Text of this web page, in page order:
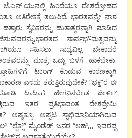
ಜೆ.ಎನ್.ಯುನಲ್ಲಿ ಹಿಂದೆಯೂ ದೇಶದ್ರೋಹದ
ಅತಿರೇಕಕ್ಕೆ ತಲುಪಿದೆ. ಭಾರತವನ್ನೇ ನಾಶ
ಸೈನಿಕರನ್ನು ಹುತಾತ್ಮರನ್ನಾಗಿ ಮಾಡಿದ
ಸಾರ್ವಭೌಮತ್ವವನ್ನು
ಸಹಿಸಲು ಸಾಧ್ಯವಿಲ್ಲ. ಬೇಕಾದರೆ
ಮಾತ್ರ ಒದ್ದು ಬಳಗೆ ಹಾಕಬೇಕು.
ಟಾಂಗ್ ಕೊಡುವ ಕಾರಣಕ್ಕಾಗಿ
ಎಳೆದು ತರುತ್ತಿರುವುದೇಕೆ? “ಭಕ್ತ”ರ ಈ
ಟಾಟಾಗೆ ಹೇಗನಿಸಬೇಡ ಹೇಳೀ?
ಇತರ ಪ್ರತಿಭಾವಂತ ದೇಶಪ್ರೇಮಿ
ಅಷ್ಟಕ್ಕೂ, ಅಪ್ಪಟ ಸ್ವಾಭಿಮಾನಿಯಾಗಿರುವ
“ಲೈಕ್ಸ್” ಮೈಂಡೆಡ್ ಜನರ “ಆಹ್,,, ಇವರಪ್ಪ